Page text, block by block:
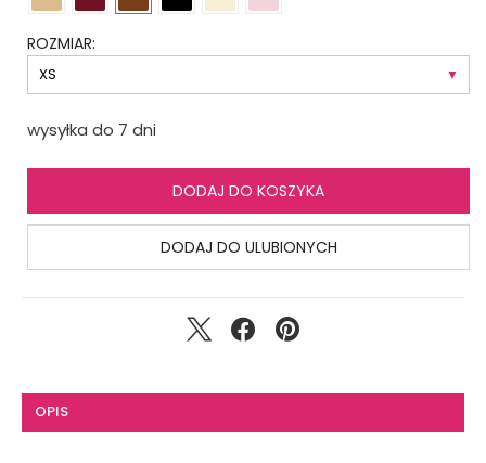
ROZMIAR:
wysyłka do 7 dni
DODAJ DO KOSZYKA
DODAJ DO ULUBIONYCH
OPIS